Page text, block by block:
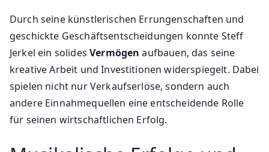
Durch seine künstlerischen Errungenschaften und
geschickte Geschäftsentscheidungen konnte Steff
Jerkel ein solidesVermögen aufbauen, das seine
kreative Arbeit und Investitionen widerspiegelt. Dabei
spielen nicht nur Verkaufserlöse, sondern auch
andere Einnahmequellen eine entscheidende Rolle
für seinen wirtschaftlichen Erfolg.